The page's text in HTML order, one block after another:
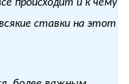
происходит и к чему
ставки на этот